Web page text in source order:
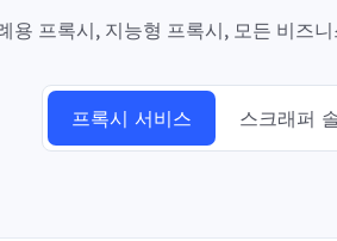
프록시, 지능형 프록시, 모든 비즈
프록시 서비스 스크래퍼